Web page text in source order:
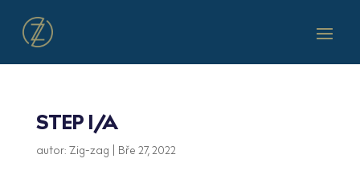
STEP I/A
autor: Zig-zag Bře 27, 2022